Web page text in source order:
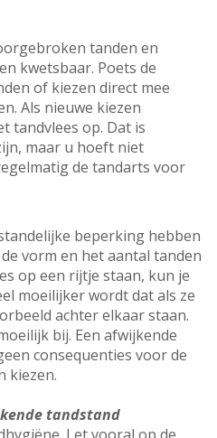
tanden en
kwetsbaar. Poets de
of kiezen direct mee
Als nieuwe kiezen
tandvlees op. Dat is
maar u hoeft niet
de tandarts voor
beperking hebben
vorm en het aantal tanden
op een rijtje staan, kun je
moeilijker wordt dat als ze
achter elkaar staan.
bij. Een afwijkende
consequenties voor de
kiezen.
tandstand